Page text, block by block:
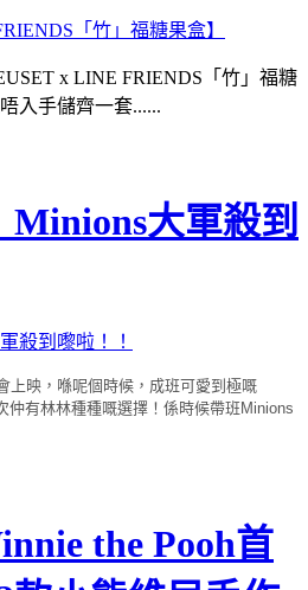
x LINE FRIENDS「竹」福糖
入手儲齊一套......
Minions大軍殺到
上映，喺呢個時候，成班可愛到極嘅
仲有林林種種嘅選擇！係時候帶班Minions
the Pooh首